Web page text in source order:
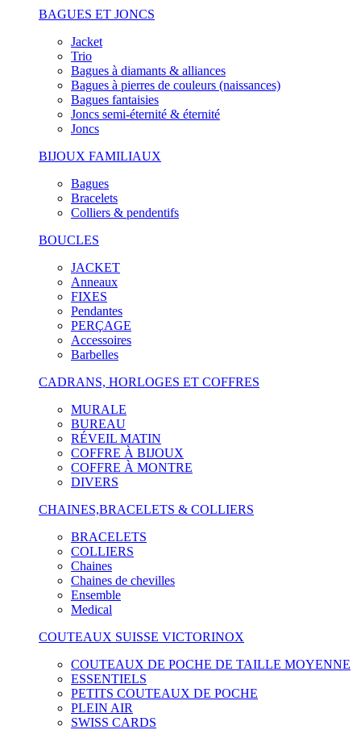
BAGUES ET JONCS
Jacket
Trio
Bagues à diamants & alliances
Bagues à pierres de couleurs (naissances)
Bagues fantaisies
Joncs semi-éternité & éternité
Joncs
BIJOUX FAMILIAUX
Bagues
Bracelets
Colliers & pendentifs
BOUCLES
JACKET
Anneaux
FIXES
Pendantes
PERÇAGE
Accessoires
Barbelles
CADRANS, HORLOGES ET COFFRES
MURALE
BUREAU
RÉVEIL MATIN
COFFRE À BIJOUX
COFFRE À MONTRE
DIVERS
CHAINES,BRACELETS & COLLIERS
BRACELETS
COLLIERS
Chaines
Chaines de chevilles
Ensemble
Medical
COUTEAUX SUISSE VICTORINOX
COUTEAUX DE POCHE DE TAILLE MOYENNE
ESSENTIELS
PETITS COUTEAUX DE POCHE
PLEIN AIR
SWISS CARDS